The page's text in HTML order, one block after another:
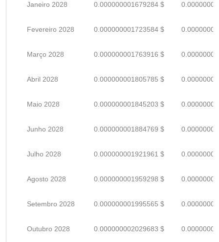
Janeiro 2028 0.000000001679284 $
Fevereiro 2028 0.000000001723584 $
Março 2028 0.000000001763916 $
Abril 2028 0.000000001805785 $
Maio 2028 0.000000001845203 $
Junho 2028 0.000000001884769 $
Julho 2028 0.000000001921961 $
Agosto 2028 0.000000001959298 $
Setembro 2028 0.000000001995565 $
Outubro 2028 0.000000002029683 $